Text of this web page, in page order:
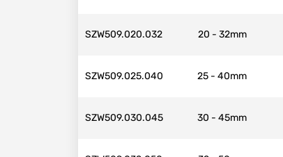
SZW509.020.032 20 - 32mm
SZW509.025.040 25 - 40mm
SZW509.030.045 30 - 45mm